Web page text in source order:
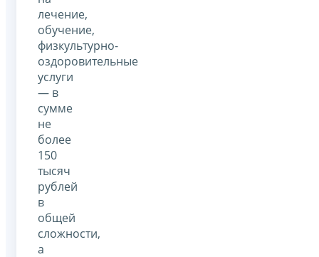
лечение,
обучение,
физкультурно-
оздоровительные
услуги
— в
сумме
не
более
150
тысяч
рублей
в
общей
сложности,
а